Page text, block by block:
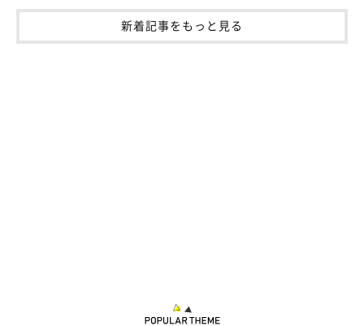
さんは「虎三郎のいない生活は今では考えられないほど、尊い存
と話しており、虎三郎くんの優しさと愛情を改めて感じ
新着記事をもっと見る